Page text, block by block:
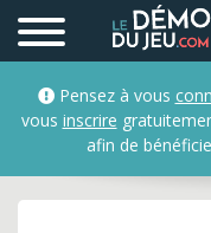
Pensez à vous
vous inscrire
afin de